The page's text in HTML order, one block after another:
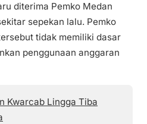
diterima Pemko Medan
sepekan lalu. Pemko
tidak memiliki dasar
penggunaan anggaran
Kwarcab Lingga Tiba